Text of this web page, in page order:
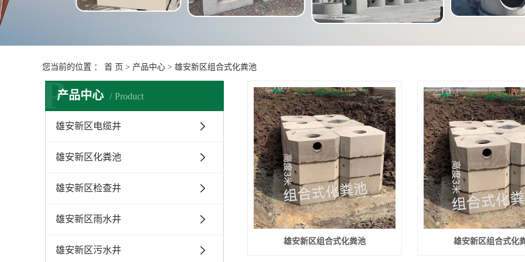
您当前的位置 ： 首 页 > 产品中心 > 雄安新区组合式化粪池
产品中心 Product
P
雄安新区电缆井
雄安新区化粪池
雄安新区检查井
雄安新区雨水井
雄安新区污水井
雄安新区组合式化粪池 雄安新区组合式化